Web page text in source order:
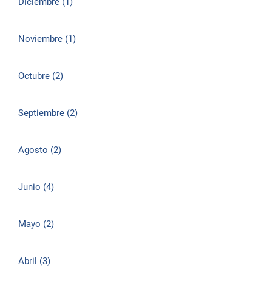
Noviembre (1)
Octubre (2)
Septiembre (2)
Agosto (2)
Junio (4)
Mayo (2)
Abril (3)